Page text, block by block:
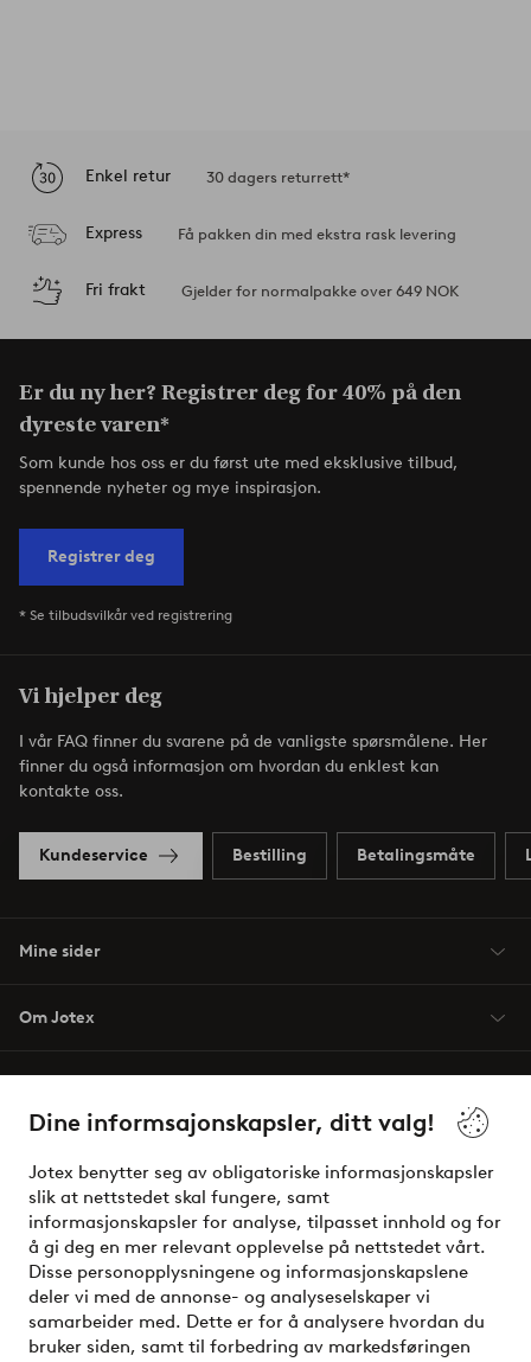
Dine informsajonskapsler, ditt valg!
Jotex benytter seg av obligatoriske informasjonskapsler
slik at nettstedet skal fungere, samt
informasjonskapsler for analyse, tilpasset innhold og for
å gi deg en mer relevant opplevelse på nettstedet vårt.
Disse personopplysningene og informasjonskapslene
deler vi med de annonse- og analyseselskaper vi
samarbeider med. Dette er for å analysere hvordan du
bruker siden, samt til forbedring av markedsføringen
Enkel retur 30 dagers returrett*
Express Få pakken din med ekstra rask levering
Fri frakt Gjelder for normalpakke over 649 NOK
Er du ny her? Registrer deg for 40% på den
dyreste varen*
Som kunde hos oss er du først ute med eksklusive tilbud,
spennende nyheter og mye inspirasjon.
Registrer deg
* Se tilbudsvilkår ved registrering
Vi hjelper deg
I vår FAQ finner du svarene på de vanligste spørsmålene. Her
finner du også informasjon om hvordan du enklest kan
kontakte oss.
Kundeservice Bestilling Betalingsmåte
Mine sider
Om Jotex
Venner
Sikre betalinger - Betal direkte eller del opp
Vil du vite mer om våre betalingsalternativer?